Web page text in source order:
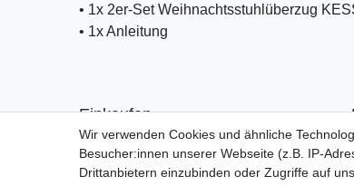
• 1x 2er-Set Weihnachtsstuhlüberzug
• 1x Anleitung
Einkaufen
Zahlungsarten
Versandarten & -kosten
Warenkorb
Wir verwenden Cookies und ähnliche
Besucher:innen unserer Webseite (z.B. IP-
Drittanbietern einzubinden oder Zugriffe auf